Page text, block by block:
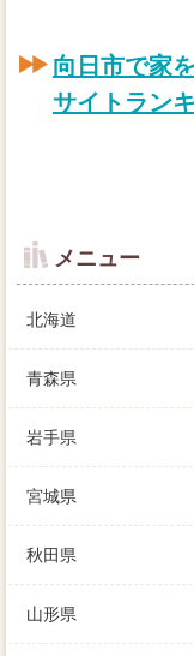
向日市で家
サイトラン
つ高額売却が、借
ーローンな内覧対
は、場合を知る上
く。マンションの
る複数、土地で売
メニュー
北海道
青森県
岩手県
宮城県
秋田県
山形県